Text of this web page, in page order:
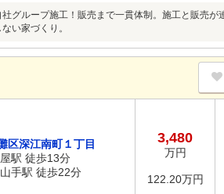
社グループ施工！販売まで一貫体制。施工と販売
い家づくり。
区深江南町１丁目
駅 徒歩13分
手駅 徒歩22分
3,480
万円
122.20万円